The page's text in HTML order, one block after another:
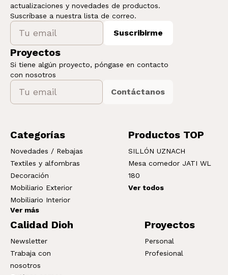
actualizaciones y novedades de productos.
Suscríbase a nuestra lista de correo.
Suscribirme
Proyectos
Si tiene algún proyecto, póngase en contacto
con nosotros
Contáctanos
Categorías
Novedades / Rebajas
Textiles y alfombras
Decoración
Mobiliario Exterior
Mobiliario Interior
Ver más
Productos TOP
SILLÓN UZNACH
Mesa comedor JATI WL
180
Ver todos
Calidad Dioh
Newsletter
Trabaja con
nosotros
Proyectos
Personal
Profesional